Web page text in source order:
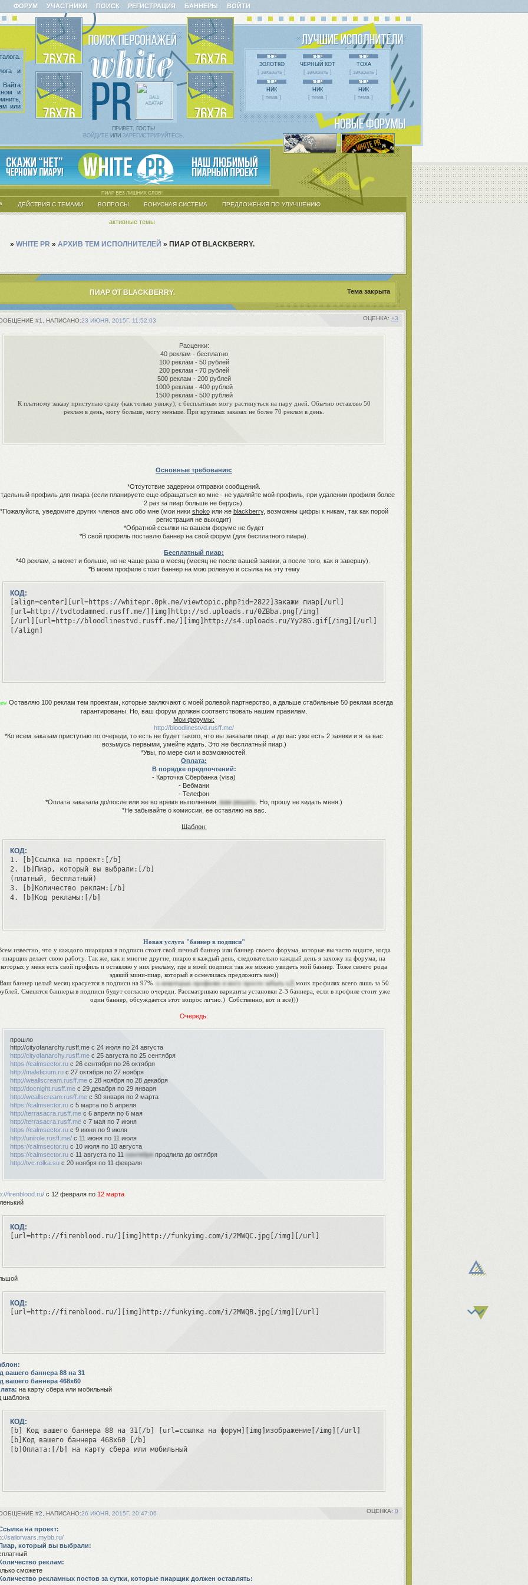
и
Вайта
и
или
ЗОЛОТКО
[ заказать ]
ЧЕРНЫЙ КОТ
[ заказать ]
ТОХА
[ заказать ]
НИК
[ тема ]
НИК
[ тема ]
НИК
[ тема ]
ДЕЙСТВИЯ С ТЕМАМИ ВОПРОСЫ БОНУСНАЯ СИСТЕМА ПРЕДЛОЖЕНИЯ ПО УЛУЧШЕНИЮ
ФОРУМ УЧАСТНИКИ ПОИСК РЕГИСТРАЦИЯ БАННЕРЫ ВОЙТИ
активные темы
ПРИВЕТ, ГОСТЬ!
ВОЙДИТЕ ИЛИ ЗАРЕГИСТРИРУЙТЕСЬ .
» WHITE PR » АРХИВ ТЕМ ИСПОЛНИТЕЛЕЙ » ПИАР ОТ BLACKBERRY.
ПИАР ОТ BLACKBERRY. Тема закрыта
1 23 ИЮНЯ, 2015Г. 11:52:03
Расценки:
40 реклам - бесплатно
100 реклам - 50 рублей
200 реклам - 70 рублей
500 реклам - 200 рублей
1000 реклам - 400 рублей
1500 реклам - 500 рублей
К платному заказу приступаю сразу (как только увижу), с бесплатным могу растянуться на пару дней. Обычно оставляю 50
реклам в день, могу больше, могу меньше. При крупных заказах не более 70 реклам в день.
Основные требования:
*Отсутствие задержки отправки сообщений.
профиль для пиара (если планируете еще обращаться ко мне - не удаляйте мой профиль, при удалении профиля более
2 раз за пиар больше не берусь).
*Пожалуйста, уведомите других членов амс обо мне (мои ники shokoили же blackberry, возможны цифры к никам, так как порой
регистрация не выходит)
*Обратной ссылки на вашем форуме не будет
*В свой профиль поставлю баннер на свой форум (для бесплатного пиара).
Бесплатный пиар:
*40 реклам, а может и больше, но не чаще раза в месяц (месяц не после вашей заявки, а после того, как я завершу).
*В моем профиле стоит баннер на мою ролевую и ссылка на эту тему
КОД:
[align=center][url=https://whitepr.0pk.me/viewtopic.php?id=2822]Закажи пиар[/url]
[url=http://tvdtodamned.rusff.me/][img]http://sd.uploads.ru/0ZBba.png[/img]
[/url][url=http://bloodlinestvd.rusff.me/][img]http://s4.uploads.ru/Yy28G.gif[/img][/url]
Оставляю 100 реклам тем проектам, которые заключают с моей ролевой партнерство, а дальше стабильные 50 реклам всегда
гарантированы. Но, ваш форум должен соответствовать нашим правилам.
Мои форумы:
http://bloodlinestvd.rusff.me/
*Ко всем заказам приступаю по очереди, то есть не будет такого, что вы заказали пиар, а до вас уже есть 2 заявки и я за вас
возьмусь первыми, умейте ждать. Это же бесплатный пиар.)
*Увы, по мере сил и возможностей.
Оплата:
В порядке предпочтений:
- Карточка Сбербанка (visa)
- Вебмани
- Телефон
*Оплата заказала до/после или же во время выполнения , вам решать . Но, прошу не кидать меня.)
*Не забывайте о комиссии, ее оставляю на вас.
Шаблон:
КОД:
1. [b]Ссылка на проект:[/b]
2. [b]Пиар, который вы выбрали:[/b]
(платный, бесплатный)
3. [b]Количество реклам:[/b]
4. [b]Код рекламы:[/b]
Новая услуга "баннер в подписи"
известно, что у каждого пиарщика в подписи стоит свой личный баннер или баннер своего форума, которые вы часто видите, когда
пиарщик делает свою работу. Так же, как и многие другие, пиарю я каждый день, следовательно каждый день я захожу на форума, на
которых у меня есть свой профиль и оставляю у них рекламу, где в моей подписи так же можно увидеть мой баннер. Тоже своего рода
эдакий мини-пиар, который я осмелилась предложить вам))
баннер целый месяц красуется в подписи на 97%о некоторых профилях я могу просто забыть хД моих профилях всего лишь за 50
Сменятся баннеры в подписи будут согласно очереди. Рассматриваю варианты установки 2-3 баннера, если в профиле стоит уже
один баннер, обсуждается этот вопрос лично.) Собственно, вот и все)))
Очередь:
прошло
http://cityofanarchy.rusff.me с 24 июля по 24 августа
http://cityofanarchy.rusff.meс 25 августа по 25 сентября
https://calmsector.ruс 26 сентября по 26 октября
http://maleficium.ruс 27 октября по 27 ноября
http://weallscream.rusff.meс 28 ноября по 28 декабря
http://docnight.rusff.meс 29 декабря по 29 января
http://weallscream.rusff.meс 30 января по 2 марта
https://calmsector.ruc 5 марта по 5 апреля
http://terrasacra.rusff.mec 6 апреля по 6 мая
http://terrasacra.rusff.mec 7 мая по 7 июня
https://calmsector.ruc 9 июня по 9 июля
http://unirole.rusff.me/с 11 июня по 11 июля
https://calmsector.ruc 10 июля по 10 августа
https://calmsector.ruc 11 августа по 11 сентября продлила до октября
http://tvc.rolka.suс 20 ноября по 11 февраля
firenblood.ru/ с 12 февраля по12 марта
КОД:
[url=http://firenblood.ru/][img]http://funkyimg.com/i/2MWQC.jpg[/img][/url]
КОД:
вашего баннера 88 на 31
вашего баннера 468х60
на карту сбера или мобильный
шаблона
КОД:
[b] Код вашего баннера 88 на 31[/b] [url=ссылка на форум][img]изображение[/img][/url]
[b]Код вашего баннера 468х60 [/b]
[b]Оплата:[/b] на карту сбера или мобильный
+3
2 26 ИЮНЯ, 2015Г. 20:47:06
на проект:
sailorwars.mybb.ru/
который вы выбрали:
реклам:
сможете
рекламных постов за сутки, которые пиарщик должен оставлять:
0